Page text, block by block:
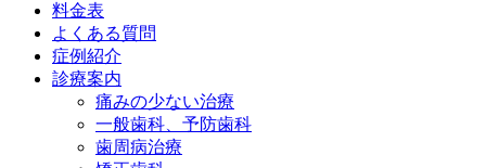
料金表
よくある質問
症例紹介
診療案内
痛みの少ない治療
一般歯科、予防歯科
歯周病治療